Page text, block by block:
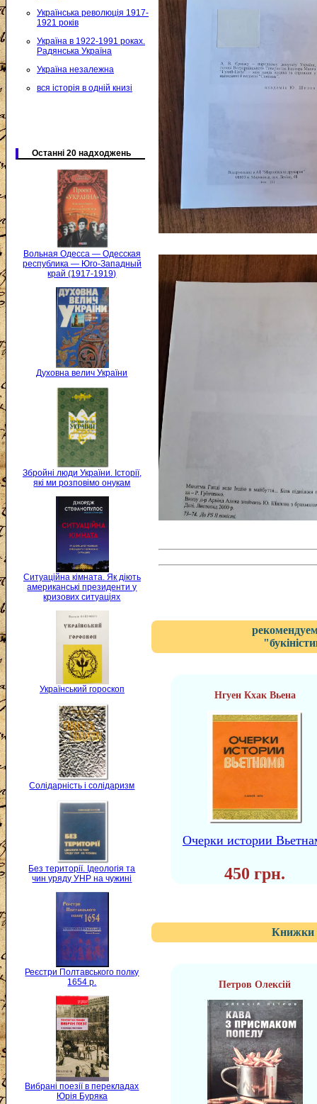
Українська революція 1917-
1921 років
Україна в 1922-1991 роках.
Радянська Україна
Україна незалежна
вся історія в одній книзі
Останні 20 надходжень
Вольная Одесса — Одесская
республика — Юго-Западный
край (1917-1919)
Духовна велич України
Збройні люди України. Історії,
які ми розповімо онукам
Ситуаційна кімната. Як діють
американські президенти у
кризових ситуаціях
Український гороскоп
Солідарність і солідаризм
Без території. Ідеологія та
чин уряду УНР на чужині
Реєстри Полтавського полку
1654 р.
Вибрані поезії в перекладах
Юрія Буряка
Нгуен Кхак Вьена
Очерки истории
450 грн.
Книжки
Петров Олексій